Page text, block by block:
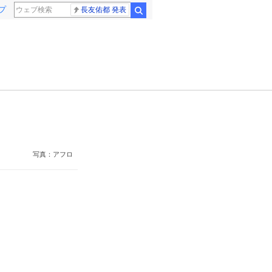
長友佑都 発表
写真：アフロ